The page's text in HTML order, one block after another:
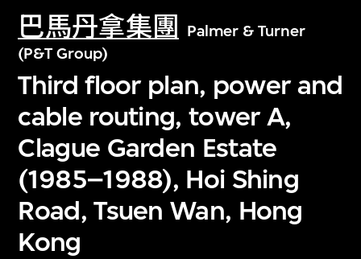
巴馬丹拿集團
Palmer & Turner
(P&T Group)
Third floor plan, power and
cable routing, tower A,
Clague Garden Estate
(1985–1988), Hoi Shing
Road, Tsuen Wan, Hong
Kong
文化藏品。